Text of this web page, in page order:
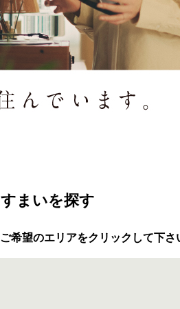
すまいを探す
ご希望のエリアをクリックして下さ